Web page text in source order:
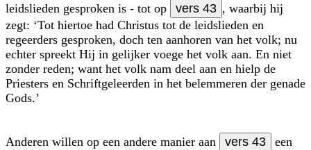
leidslieden gesproken is - tot op vers 43 , waarbij hij
zegt: ‘Tot hiertoe had Christus tot de leidslieden en
regeerders gesproken, doch ten aanhoren van het volk; nu
echter spreekt Hij in gelijker voege het volk aan. En niet
zonder reden; want het volk nam deel aan en hielp de
Priesters en Schriftgeleerden in het belemmeren der genade
Gods.’
Anderen willen op een andere manier aan vers 43
een